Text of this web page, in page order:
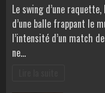
Le swing d’une
d’une balle frappant le
l’intensité d’un match
ne…